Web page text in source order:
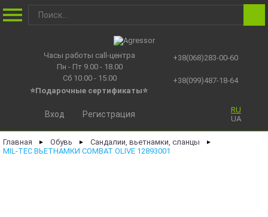
Часы работы call-центра
Пн - Пт 9.00 - 18.00
Сб 10.00 - 15.00
⭐Подарочные сертификаты⭐
+38(068)283-00-60
+38(099)487-18-64
RU
UA
Вход Регистрация
Главная ► Обувь ► Сандалии, вьетнамки, сланцы ►
MIL-TEC ВЬЕТНАМКИ COMBAT OLIVE 12893001